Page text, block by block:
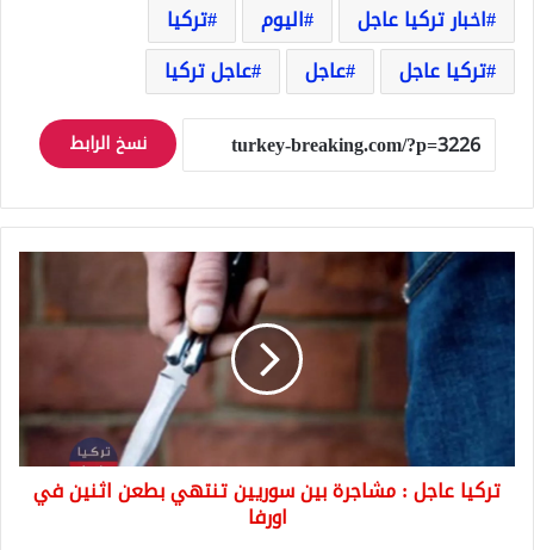
اخبار تركيا عاجل
اليوم
تركيا
تركيا عاجل
عاجل عاجل تركيا
نسخ الرابط
عاجل
مشاجرة
اثنين
في
تركيا عاجل : مشاجرة بين سوريين تنتهي بطعن اثنين في
اورفا